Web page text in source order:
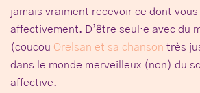
jamais vraiment recevoir ce dont vous
affectivement. D’être seul·e avec du
(coucou Orelsan et sa chanson très
dans le monde merveilleux (non) du
affective.